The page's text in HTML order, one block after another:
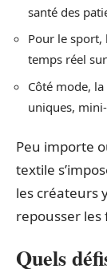
santé des
Pour le sport,
temps réel
Côté mode,
uniques,
Peu importe
textile
les créateurs
repousser
Quels